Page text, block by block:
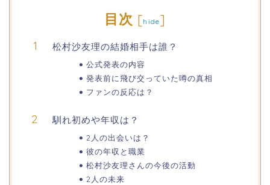
目次 [hide]
松村沙友理の結婚相手は誰？
公式発表の内容
発表前に飛び交っていた噂の真相
ファンの反応は？
馴れ初めや年収は？
2人の出会いは？
彼の年収と職業
松村沙友理さんの今後の活動
2人の未来